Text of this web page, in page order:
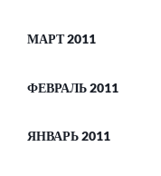
МАРТ 2011
ФЕВРАЛЬ 2011
ЯНВАРЬ 2011